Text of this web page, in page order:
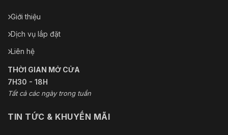
Giới thiệu
Dịch vụ lắp đặt
Liên hệ
THỜI GIAN MỞ CỬA
7H30 - 18H
Tất cả các ngày trong tuần
TIN TỨC & KHUYẾN MÃI